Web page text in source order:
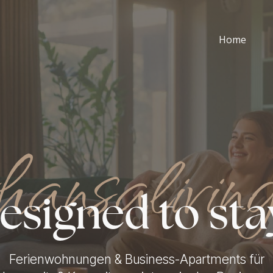
Home
to
Ferienwohnungen & Business-Apartments für